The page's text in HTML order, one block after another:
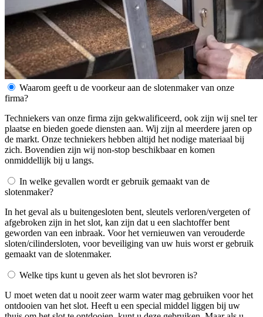
Waarom geeft u de voorkeur aan de slotenmaker van onze
firma?
Techniekers van onze firma zijn gekwalificeerd, ook zijn wij snel ter
plaatse en bieden goede diensten aan. Wij zijn al meerdere jaren op
de markt. Onze techniekers hebben altijd het nodige materiaal bij
zich. Bovendien zijn wij non-stop beschikbaar en komen
onmiddellijk bij u langs.
In welke gevallen wordt er gebruik gemaakt van de
slotenmaker?
In het geval als u buitengesloten bent, sleutels verloren/vergeten of
afgebroken zijn in het slot, kan zijn dat u een slachtoffer bent
geworden van een inbraak. Voor het vernieuwen van verouderde
sloten/cilindersloten, voor beveiliging van uw huis worst er gebruik
gemaakt van de slotenmaker.
Welke tips kunt u geven als het slot bevroren is?
U moet weten dat u nooit zeer warm water mag gebruiken voor het
ontdooien van het slot. Heeft u een special middel liggen bij uw